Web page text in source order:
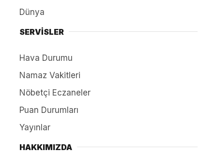
Dünya
SERVİSLER
Hava Durumu
Namaz Vakitleri
Nöbetçi Eczaneler
Puan Durumları
Yayınlar
HAKKIMIZDA